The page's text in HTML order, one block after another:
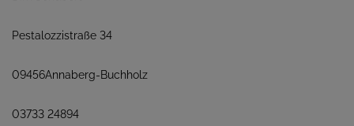
Pestalozzistraße 34
09456Annaberg-Buchholz
03733 24894